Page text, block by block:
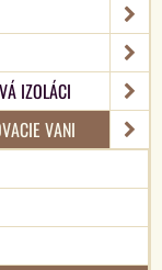
IZOLÁCI
VANI